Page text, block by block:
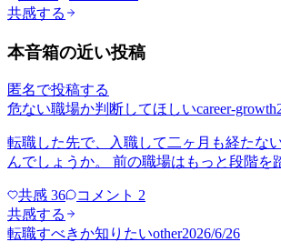
共感する
本音箱の近い投稿
匿名で投稿する
危ない職場か判断してほしいcareer-growth
転職した先で、入職して二ヶ月も経たな
んでしょうか。 前の職場はもっと段階
共感 36 コメント 2
共感する
転職すべきか知りたいother2026/6/26